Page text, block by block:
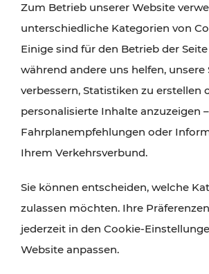
Wanderungen, Kultur und
Radtouren oder purer Naturgenuss
Attraktionen sind mit den Ticket-
Angeboten des VOR gut und
Zum Betrieb unserer Website
unterschiedliche Kategorien von
Einige sind für den Betrieb der
während andere uns helfen, unsere
verbessern, Statistiken zu erstellen
personalisierte Inhalte anzuzeigen
Fahrplanempfehlungen oder
Ihrem Verkehrsverbund.
Sie können entscheiden, welche
zulassen möchten. Ihre
jederzeit in den Cookie-
Website anpassen.